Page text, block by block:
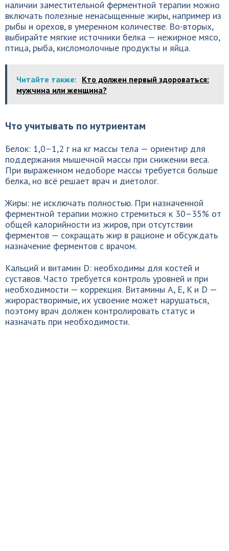
наличии заместительной ферментной терапии можно
включать полезные ненасыщенные жиры, например из
рыбы и орехов, в умеренном количестве. Во-вторых,
выбирайте мягкие источники белка — нежирное мясо,
птица, рыба, кисломолочные продукты и яйца.
Читайте также: Кто должен первый здороваться:
мужчина или женщина?
Что учитывать по нутриентам
Белок: 1,0–1,2 г на кг массы тела — ориентир для
поддержания мышечной массы при снижении веса.
При выраженном недоборе массы требуется больше
белка, но всё решает врач и диетолог.
Жиры: не исключать полностью. При назначенной
ферментной терапии можно стремиться к 30–35% от
общей калорийности из жиров, при отсутствии
ферментов — сокращать жир в рационе и обсуждать
назначение ферментов с врачом.
Кальций и витамин D: необходимы для костей и
суставов. Часто требуется контроль уровней и при
необходимости — коррекция. Витамины A, E, K и D —
жирорастворимые, их усвоение может нарушаться,
поэтому врач должен контролировать статус и
назначать при необходимости.